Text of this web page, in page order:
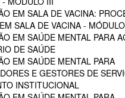
EM SALA DE VACINA:
SALA DE VACINA -
EM SAÚDE MENTAL PARA
DE SAÚDE
EM SAÚDE MENTAL PARA
E GESTORES DE
INSTITUCIONAL